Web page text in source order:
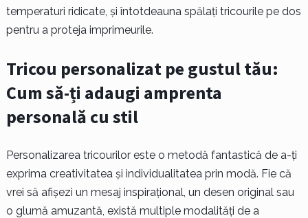
temperaturi ridicate, și întotdeauna spălați tricourile pe dos
pentru a proteja imprimeurile.
Tricou personalizat pe gustul tău:
Cum să-ți adaugi amprenta
personală cu stil
Personalizarea tricourilor este o metodă fantastică de a-ți
exprima creativitatea și individualitatea prin modă. Fie că
vrei să afișezi un mesaj inspirațional, un desen original sau
o glumă amuzantă, există multiple modalități de a